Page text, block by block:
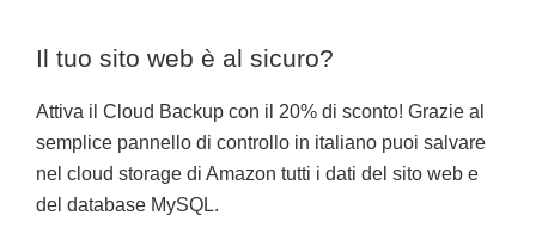
Il tuo sito web è al sicuro?
Attiva il Cloud Backup con il 20% di sconto! Grazie al
semplice pannello di controllo in italiano puoi salvare
nel cloud storage di Amazon tutti i dati del sito web e
del database MySQL.